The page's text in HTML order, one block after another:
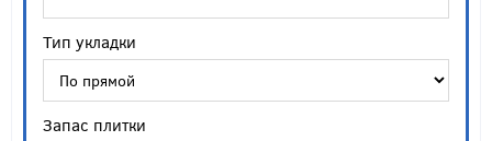
Тип укладки
Запас плитки